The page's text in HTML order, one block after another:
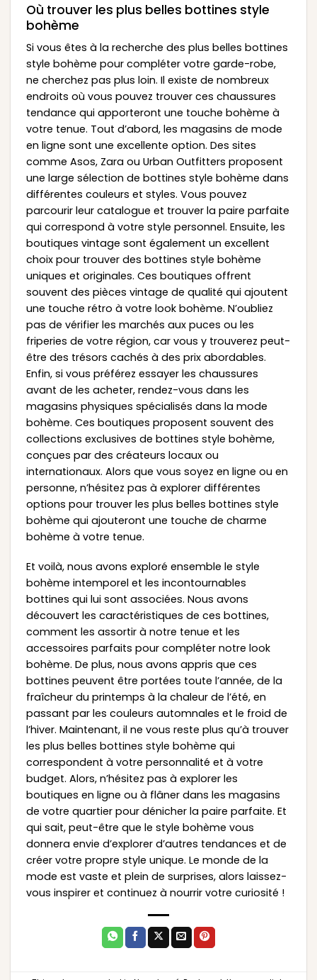
Où trouver les plus belles bottines style
bohème
Si vous êtes à la recherche des plus belles bottines
style bohème pour compléter votre garde-robe,
ne cherchez pas plus loin. Il existe de nombreux
endroits où vous pouvez trouver ces chaussures
tendance qui apporteront une touche bohème à
votre tenue. Tout d’abord, les magasins de mode
en ligne sont une excellente option. Des sites
comme Asos, Zara ou Urban Outfitters proposent
une large sélection de bottines style bohème dans
différentes couleurs et styles. Vous pouvez
parcourir leur catalogue et trouver la paire parfaite
qui correspond à votre style personnel. Ensuite, les
boutiques vintage sont également un excellent
choix pour trouver des bottines style bohème
uniques et originales. Ces boutiques offrent
souvent des pièces vintage de qualité qui ajoutent
une touche rétro à votre look bohème. N’oubliez
pas de vérifier les marchés aux puces ou les
friperies de votre région, car vous y trouverez peut-
être des trésors cachés à des prix abordables.
Enfin, si vous préférez essayer les chaussures
avant de les acheter, rendez-vous dans les
magasins physiques spécialisés dans la mode
bohème. Ces boutiques proposent souvent des
collections exclusives de bottines style bohème,
conçues par des créateurs locaux ou
internationaux. Alors que vous soyez en ligne ou en
personne, n’hésitez pas à explorer différentes
options pour trouver les plus belles bottines style
bohème qui ajouteront une touche de charme
bohème à votre tenue.
Et voilà, nous avons exploré ensemble le style
bohème intemporel et les incontournables
bottines qui lui sont associées. Nous avons
découvert les caractéristiques de ces bottines,
comment les assortir à notre tenue et les
accessoires parfaits pour compléter notre look
bohème. De plus, nous avons appris que ces
bottines peuvent être portées toute l’année, de la
fraîcheur du printemps à la chaleur de l’été, en
passant par les couleurs automnales et le froid de
l’hiver. Maintenant, il ne vous reste plus qu’à trouver
les plus belles bottines style bohème qui
correspondent à votre personnalité et à votre
budget. Alors, n’hésitez pas à explorer les
boutiques en ligne ou à flâner dans les magasins
de votre quartier pour dénicher la paire parfaite. Et
qui sait, peut-être que le style bohème vous
donnera envie d’explorer d’autres tendances et de
créer votre propre style unique. Le monde de la
mode est vaste et plein de surprises, alors laissez-
vous inspirer et continuez à nourrir votre curiosité !